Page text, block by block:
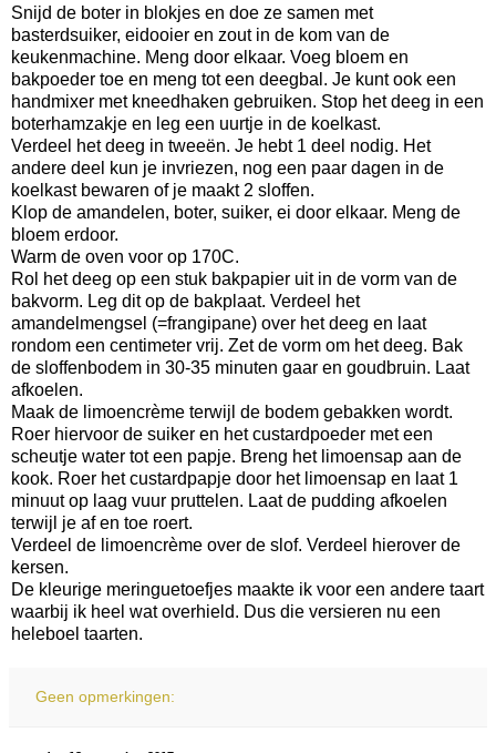
Snijd de boter in blokjes en doe ze samen met
basterdsuiker, eidooier en zout in de kom van de
keukenmachine. Meng door elkaar. Voeg bloem en
bakpoeder toe en meng tot een deegbal. Je kunt ook een
handmixer met kneedhaken gebruiken. Stop het deeg in een
boterhamzakje en leg een uurtje in de koelkast.
Verdeel het deeg in tweeën. Je hebt 1 deel nodig. Het
andere deel kun je invriezen, nog een paar dagen in de
koelkast bewaren of je maakt 2 sloffen.
Klop de amandelen, boter, suiker, ei door elkaar. Meng de
bloem erdoor.
Warm de oven voor op 170C.
Rol het deeg op een stuk bakpapier uit in de vorm van de
bakvorm. Leg dit op de bakplaat. Verdeel het
amandelmengsel (=frangipane) over het deeg en laat
rondom een centimeter vrij. Zet de vorm om het deeg. Bak
de sloffenbodem in 30-35 minuten gaar en goudbruin. Laat
afkoelen.
Maak de limoencrème terwijl de bodem gebakken wordt.
Roer hiervoor de suiker en het custardpoeder met een
scheutje water tot een papje. Breng het limoensap aan de
kook. Roer het custardpapje door het limoensap en laat 1
minuut op laag vuur pruttelen. Laat de pudding afkoelen
terwijl je af en toe roert.
Verdeel de limoencrème over de slof. Verdeel hierover de
kersen.
De kleurige meringuetoefjes maakte ik voor een andere taart
waarbij ik heel wat overhield. Dus die versieren nu een
heleboel taarten.
Geen opmerkingen: